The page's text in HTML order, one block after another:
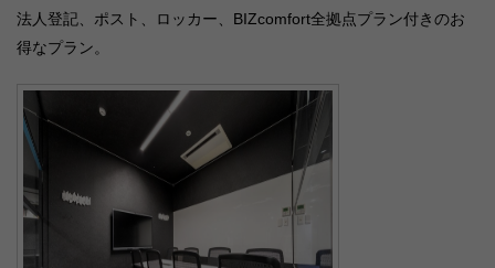
法人登記、ポスト、ロッカー、BIZcomfort全拠点プラン付きのお
得なプラン。